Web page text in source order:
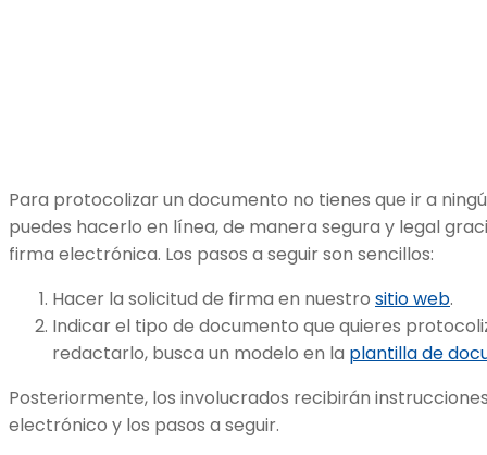
Para protocolizar un documento no tienes que ir a
puedes hacerlo en línea, de manera segura y legal
firma electrónica. Los pasos a seguir son sencillos:
Hacer la solicitud de firma en nuestro sitio web.
Indicar el tipo de documento que quieres
redactarlo, busca un modelo en la plantilla de
Posteriormente, los involucrados recibirán
electrónico y los pasos a seguir.